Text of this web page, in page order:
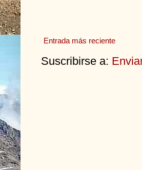
Entrada más reciente
Suscribirse a: